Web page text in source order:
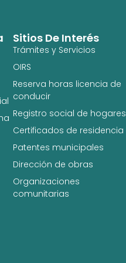
Sitios De Interés
Trámites y Servicios
OIRS
Reserva horas licencia de
conducir
Registro social de hogares
Certificados de residencia
Patentes municipales
Dirección de obras
Organizaciones
comunitarias